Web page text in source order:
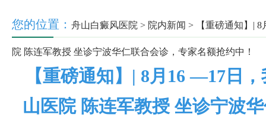
您的位置： 舟山白癜风医院 > 院内新闻 > 【重磅通知】|
院 陈连军教授 坐诊宁波华仁联合会诊，专家名额抢约中！
【重磅通知】| 8月16 —17日
山医院 陈连军教授 坐诊宁波